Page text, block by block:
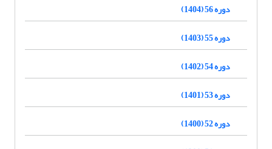
دوره 56 (1404)
دوره 55 (1403)
دوره 54 (1402)
دوره 53 (1401)
دوره 52 (1400)